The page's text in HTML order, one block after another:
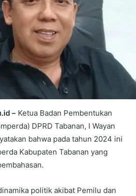
– Ketua Badan Pembentukan
DPRD Tabanan, I Wayan
bahwa pada tahun 2024 ini
Kabupaten Tabanan yang
politik akibat Pemilu dan